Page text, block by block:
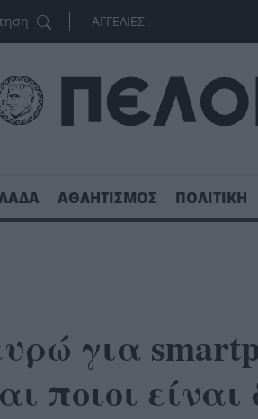
ΑΓΓΕΛΙΕΣ
ΑΘΛΗΤΙΣΜΟΣ ΠΟΛΙΤΙΚΗ
για
ποιοι είναι